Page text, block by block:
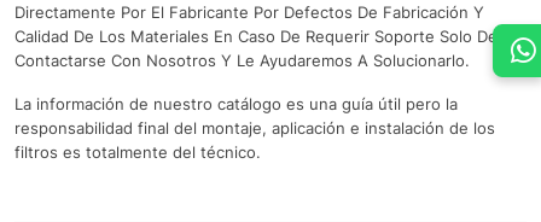
Directamente Por El Fabricante Por Defectos De Fabricación Y
Calidad De Los Materiales En Caso De Requerir Soporte Solo Debe
Contactarse Con Nosotros Y Le Ayudaremos A Solucionarlo.
La información de nuestro catálogo es una guía útil pero la
responsabilidad final del montaje, aplicación e instalación de los
filtros es totalmente del técnico.